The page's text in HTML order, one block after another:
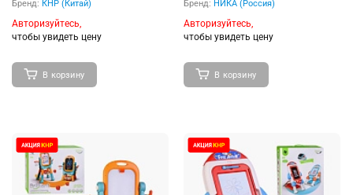
Бренд: КНР (Китай)
Авторизуйтесь,
чтобы увидеть цену
В корзину
Бренд: НИКА (Россия)
Авторизуйтесь,
чтобы увидеть цену
В корзину